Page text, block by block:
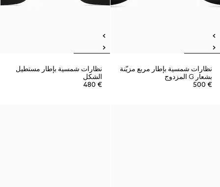
نظارات شمسية بإطار مربع مزيّنة
بشعار G المزدوج
€ 500
نظارات شمسية بإطار مستطيل
الشكل
€ 480